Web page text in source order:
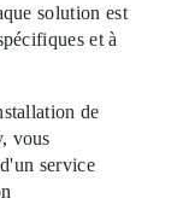
solution est
et à
de
vous
service